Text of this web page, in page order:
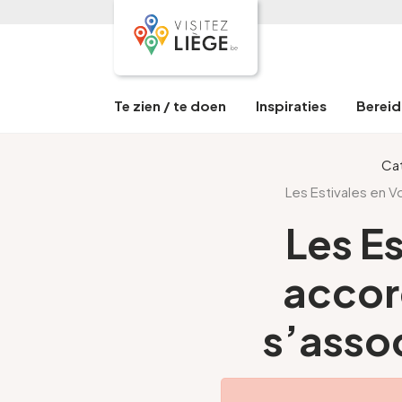
Te zien / te doen Inspiraties
Les Estivales en
Les